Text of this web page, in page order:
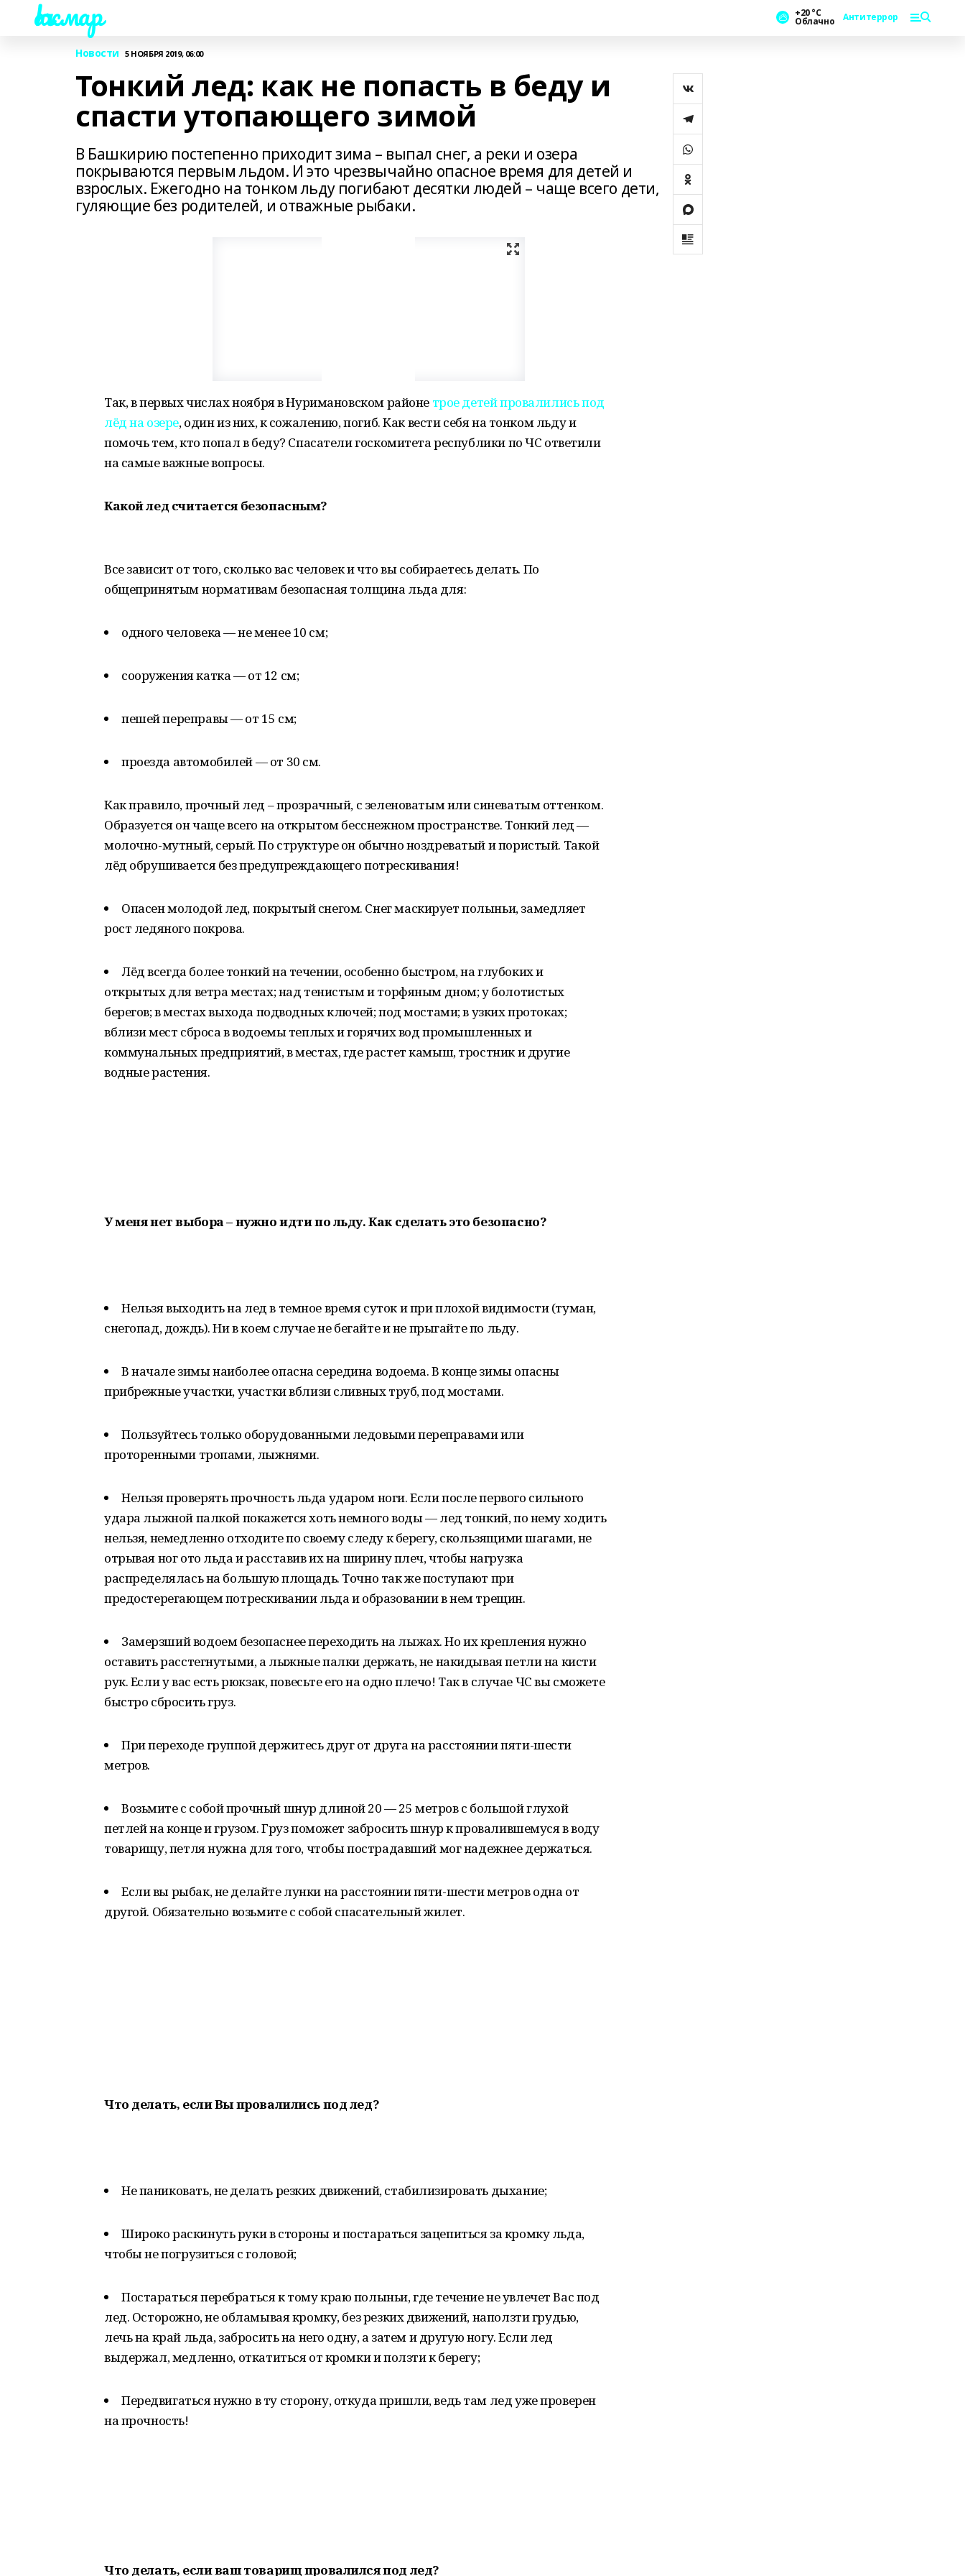
Һаҡмар +20 °С
Облачно Антитеррор
Новости 5 НОЯБРЯ 2019, 06:00
Тонкий лед: как не попасть в беду и
спасти утопающего зимой
В Башкирию постепенно приходит зима – выпал снег, а реки и озера
покрываются первым льдом. И это чрезвычайно опасное время для детей и
взрослых. Ежегодно на тонком льду погибают десятки людей – чаще всего дети,
гуляющие без родителей, и отважные рыбаки.
Так, в первых числах ноября в Нуримановском районе трое детей провалились под
лёд на озере, один из них, к сожалению, погиб. Как вести себя на тонком льду и
помочь тем, кто попал в беду? Спасатели госкомитета республики по ЧС ответили
на самые важные вопросы.
Какой лед считается безопасным?
Все зависит от того, сколько вас человек и что вы собираетесь делать. По
общепринятым нормативам безопасная толщина льда для:
одного человека — не менее 10 см;
сооружения катка — от 12 см;
пешей переправы — от 15 см;
проезда автомобилей — от 30 см.
Как правило, прочный лед – прозрачный, с зеленоватым или синеватым оттенком.
Образуется он чаще всего на открытом бесснежном пространстве. Тонкий лед —
молочно-мутный, серый. По структуре он обычно ноздреватый и пористый. Такой
лёд обрушивается без предупреждающего потрескивания!
Опасен молодой лед, покрытый снегом. Снег маскирует полыньи, замедляет
рост ледяного покрова.
Лёд всегда более тонкий на течении, особенно быстром, на глубоких и
открытых для ветра местах; над тенистым и торфяным дном; у болотистых
берегов; в местах выхода подводных ключей; под мостами; в узких протоках;
вблизи мест сброса в водоемы теплых и горячих вод промышленных и
коммунальных предприятий, в местах, где растет камыш, тростник и другие
водные растения.
У меня нет выбора – нужно идти по льду. Как сделать это безопасно?
Нельзя выходить на лед в темное время суток и при плохой видимости (туман,
снегопад, дождь). Ни в коем случае не бегайте и не прыгайте по льду.
В начале зимы наиболее опасна середина водоема. В конце зимы опасны
прибрежные участки, участки вблизи сливных труб, под мостами.
Пользуйтесь только оборудованными ледовыми переправами или
проторенными тропами, лыжнями.
Нельзя проверять прочность льда ударом ноги. Если после первого сильного
удара лыжной палкой покажется хоть немного воды — лед тонкий, по нему ходить
нельзя, немедленно отходите по своему следу к берегу, скользящими шагами, не
отрывая ног ото льда и расставив их на ширину плеч, чтобы нагрузка
распределялась на большую площадь. Точно так же поступают при
предостерегающем потрескивании льда и образовании в нем трещин.
Замерзший водоем безопаснее переходить на лыжах. Но их крепления нужно
оставить расстегнутыми, а лыжные палки держать, не накидывая петли на кисти
рук. Если у вас есть рюкзак, повесьте его на одно плечо! Так в случае ЧС вы сможете
быстро сбросить груз.
При переходе группой держитесь друг от друга на расстоянии пяти-шести
метров.
Возьмите с собой прочный шнур длиной 20 — 25 метров с большой глухой
петлей на конце и грузом. Груз поможет забросить шнур к провалившемуся в воду
товарищу, петля нужна для того, чтобы пострадавший мог надежнее держаться.
Если вы рыбак, не делайте лунки на расстоянии пяти-шести метров одна от
другой. Обязательно возьмите с собой спасательный жилет.
Что делать, если Вы провалились под лед?
Не паниковать, не делать резких движений, стабилизировать дыхание;
Широко раскинуть руки в стороны и постараться зацепиться за кромку льда,
чтобы не погрузиться с головой;
Постараться перебраться к тому краю полыньи, где течение не увлечет Вас под
лед. Осторожно, не обламывая кромку, без резких движений, наползти грудью,
лечь на край льда, забросить на него одну, а затем и другую ногу. Если лед
выдержал, медленно, откатиться от кромки и ползти к берегу;
Передвигаться нужно в ту сторону, откуда пришли, ведь там лед уже проверен
на прочность!
Что делать, если ваш товарищ провалился под лед?